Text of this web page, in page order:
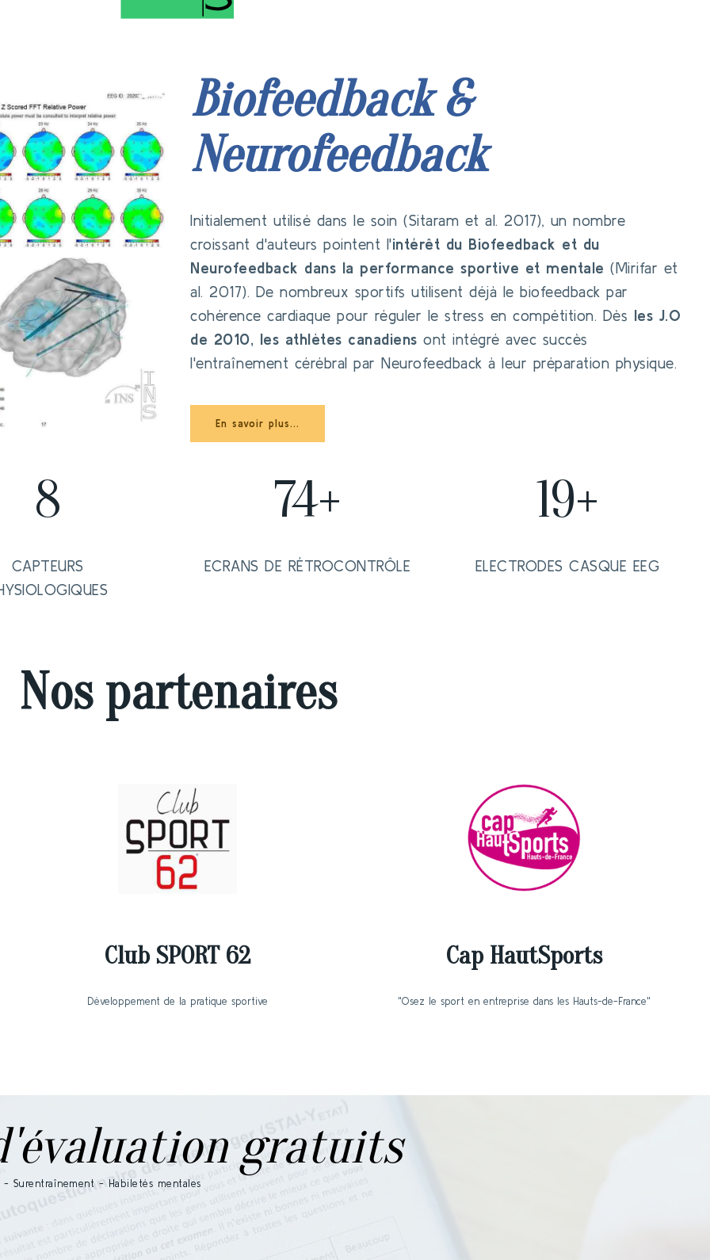
Biofeedback &
Neurofeedback
Initialement utilisé dans le soin (Sitaram et al. 2017), un nombre
croissant d'auteurs pointent l'intérêt du Biofeedback et du
Neurofeedback dans la performance sportive et mentale (Mirifar et
al. 2017). De nombreux sportifs utilisent déjà le biofeedback par
cohérence cardiaque pour réguler le stress en compétition. Dès les J.O
de 2010, les athlètes canadiens ont intégré avec succès
l'entraînement cérébral par Neurofeedback à leur préparation physique.
En savoir plus...
8
CAPTEURS
74+
ECRANS DE RÉTROCONTRÔLE
19+
ELECTRODES CASQUE EEG
Nos partenaires
Club SPORT 62
Développement de la pratique sportive
Cap HautSports
"Osez le sport en entreprise dans les Hauts-de-France"
gratuits
- Habiletés mentales